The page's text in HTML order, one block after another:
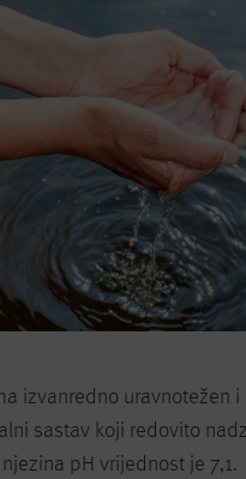
izvanredno uravnotežen
sastav koji redovito
pH vrijednost je 7,1.